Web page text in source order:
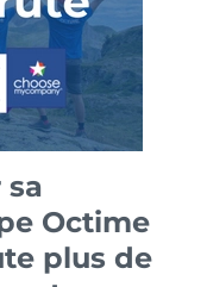
Octime
plus de